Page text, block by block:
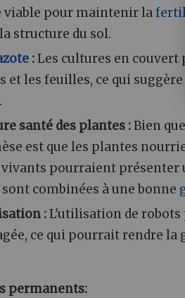
viable pour maintenir la
structure du sol.
:Les cultures en
et les feuilles, ce qui
santé des plantes :Bien
est que les plantes
pourraient présenter
combinées à une bonne
:L'utilisation de robots
ce qui pourrait rendre la
permanents: